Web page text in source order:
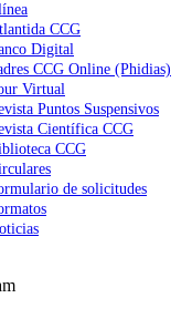
CCG
Digital
CCG Online (Phidias)
Virtual
Puntos Suspensivos
Científica CCG
CCG
de solicitudes